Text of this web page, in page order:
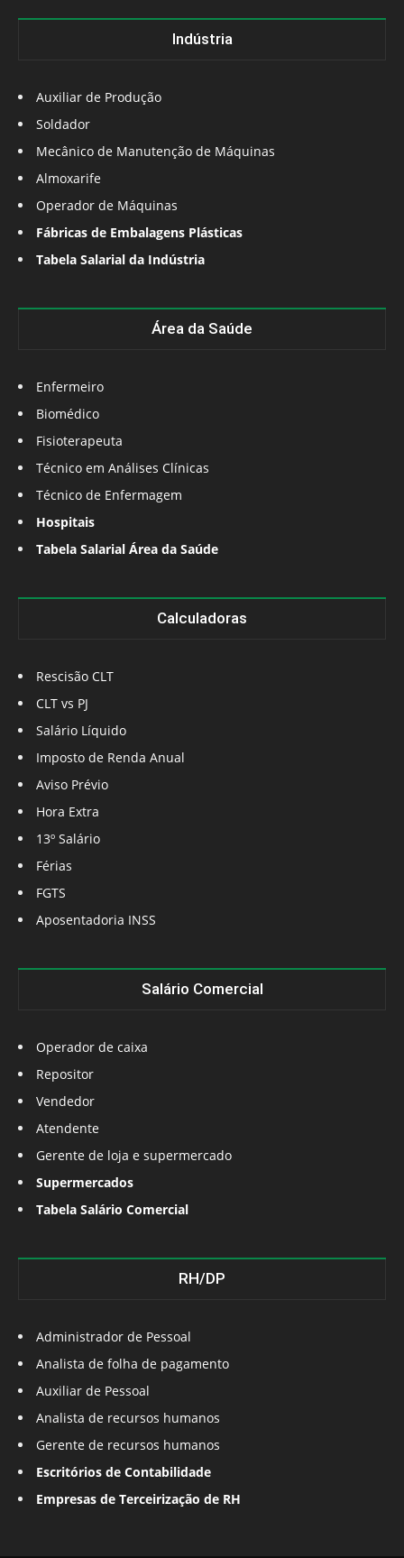
Indústria
Auxiliar de Produção
Soldador
Mecânico de Manutenção de Máquinas
Almoxarife
Operador de Máquinas
Fábricas de Embalagens Plásticas
Tabela Salarial da Indústria
Área da Saúde
Enfermeiro
Biomédico
Fisioterapeuta
Técnico em Análises Clínicas
Técnico de Enfermagem
Hospitais
Tabela Salarial Área da Saúde
Calculadoras
Rescisão CLT
CLT vs PJ
Salário Líquido
Imposto de Renda Anual
Aviso Prévio
Hora Extra
13º Salário
Férias
FGTS
Aposentadoria INSS
Salário Comercial
Operador de caixa
Repositor
Vendedor
Atendente
Gerente de loja e supermercado
Supermercados
Tabela Salário Comercial
RH/DP
Administrador de Pessoal
Analista de folha de pagamento
Auxiliar de Pessoal
Analista de recursos humanos
Gerente de recursos humanos
Escritórios de Contabilidade
Empresas de Terceirização de RH